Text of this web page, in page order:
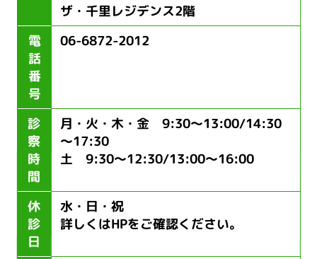
ザ・千里レジデンス2階
電
話
番
号
06-6872-2012
診
察
時
間
月・火・木・金 9:30～13:00/14:30
～17:30
土 9:30～12:30/13:00～16:00
休
診
日
水・日・祝
詳しくはHPをご確認ください。